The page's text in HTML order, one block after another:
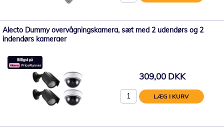
Alecto Dummy overvågningskamera, sæt med 2 udendørs og 2
indendørs kameraer
309,00 DKK
LÆG I KURV